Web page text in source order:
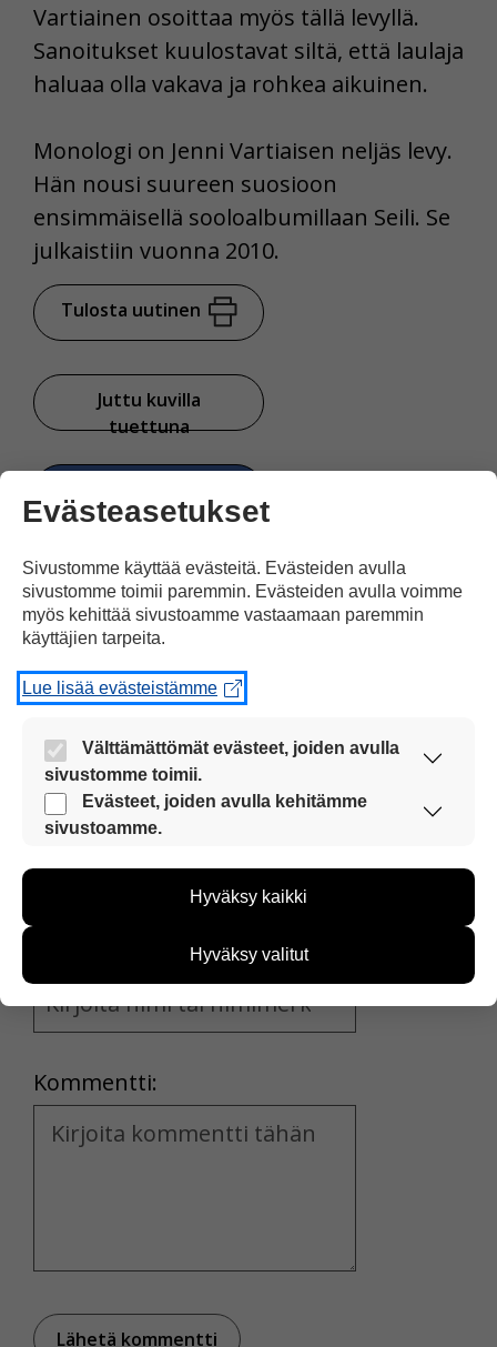
Vartiainen osoittaa myös tällä levyllä.
Sanoitukset kuulostavat siltä, että laulaja
haluaa olla vakava ja rohkea aikuinen.
Monologi on Jenni Vartiaisen neljäs levy.
Hän nousi suureen suosioon
ensimmäisellä sooloalbumillaan Seili. Se
julkaistiin vuonna 2010.
Tulosta uutinen
Juttu kuvilla
tuettuna
Kommentoi
Voit kirjoittaa mielipiteesi
uutisesta
kommenttilaatikkoon.
Nimi tai nimimerkki:First
Name
and
Kommentti:
Kommentti
Evästeasetukset
Sivustomme käyttää evästeitä. Evästeiden avulla
sivustomme toimii paremmin. Evästeiden avulla voimme
myös kehittää sivustoamme vastaamaan paremmin
käyttäjien tarpeita.
Lue lisää evästeistämme
Välttämättömät evästeet, joiden avulla
sivustomme toimii.
Nämä evästeet ovat aina käytössä, jotta
sivustoamme voi käyttää sujuvasti ja turvallisesti.
Evästeet, joiden avulla kehitämme
sivustoamme.
kehittää sivustoamme vastaamaan paremmin
kävijämääristä ja siitä, mitä sivuja käytetään ja
miten sivuilla liikutaan. Emme kuitenkaan kerää
yksittäiseen käyttäjään.
Hyväksy kaikki
Hyväksy valitut